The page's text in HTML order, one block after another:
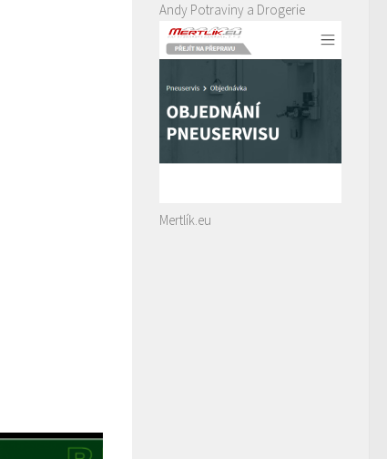
Andy Potraviny a Drogerie
Mertlík.eu